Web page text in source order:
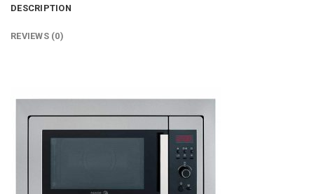
DESCRIPTION
REVIEWS (0)